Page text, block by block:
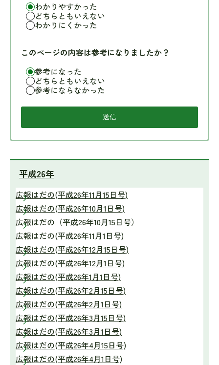
わかりやすかった
どちらともいえない
わかりにくかった
このページの内容は参考になりましたか？
参考になった
どちらともいえない
参考にならなかった
平成26年
広報はだの(平成26年11月15日号)
広報はだの(平成26年10月1日号)
広報はだの（平成26年10月15日号）
広報はだの(平成26年11月1日号)
広報はだの(平成26年12月15日号)
広報はだの(平成26年12月1日号)
広報はだの(平成26年1月1日号)
広報はだの(平成26年2月15日号)
広報はだの(平成26年2月1日号)
広報はだの(平成26年3月15日号)
広報はだの(平成26年3月1日号)
広報はだの(平成26年4月15日号)
広報はだの(平成26年4月1日号)